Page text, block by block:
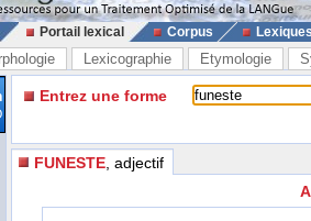
Portail lexical Corpus
Lexicographie Etymologie
Entrez une forme
FUNESTE , adjectif